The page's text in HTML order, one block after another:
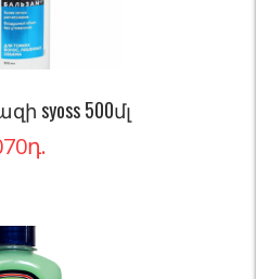
syoss 500մլ
դ.